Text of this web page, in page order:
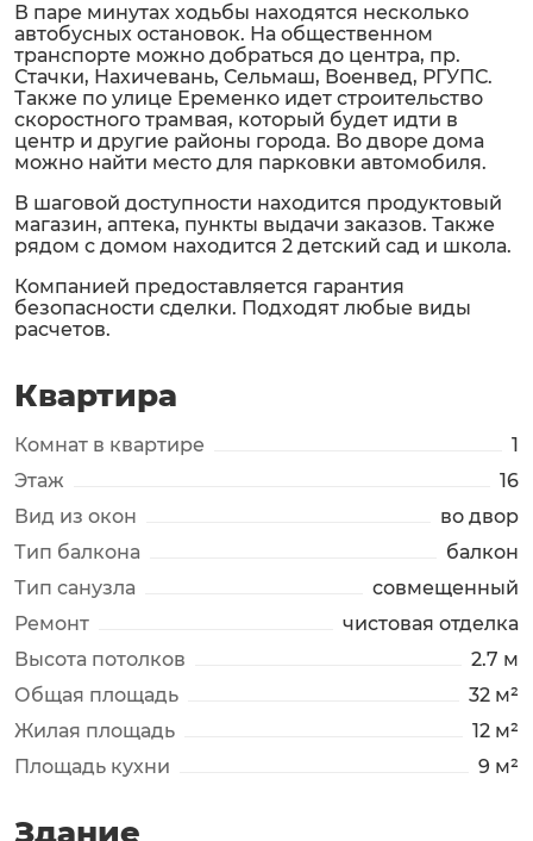
В паре минутах ходьбы находятся несколько
автобусных остановок. На общественном
транспорте можно добраться до центра, пр.
Стачки, Нахичевань, Сельмаш, Военвед, РГУПС.
Также по улице Еременко идет строительство
скоростного трамвая, который будет идти в
центр и другие районы города. Во дворе дома
можно найти место для парковки автомобиля.
В шаговой доступности находится продуктовый
магазин, аптека, пункты выдачи заказов. Также
рядом с домом находится 2 детский сад и школа.
Компанией предоставляется гарантия
безопасности сделки. Подходят любые виды
расчетов.
Квартира
Комнат в квартире
1
Этаж
16
Вид из окон
во двор
Тип балкона
балкон
Тип санузла
совмещенный
Ремонт
чистовая отделка
Высота потолков
2.7 м
Общая площадь
32 м²
Жилая площадь
12 м²
Площадь кухни
9 м²
Здание